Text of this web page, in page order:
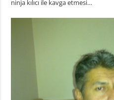
ninja kılıcı ile kavga etmesi…